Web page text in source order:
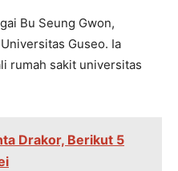
Bu Seung Gwon,
Guseo. Ia
rumah sakit universitas
Drakor, Berikut 5